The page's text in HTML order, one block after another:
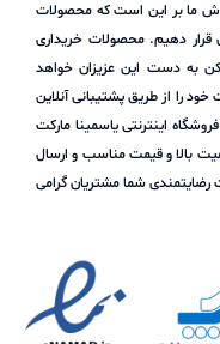
ما بر این است که محصولات
قرار دهیم. محصولات خریداری
به دست این عزیزان خواهد
را از طریق پشتیبانی آنلاین
بگذارید. فروشگاه اینترنتی یاسمینا مارکت
بالا و قیمت مناسب و ارسال
رضایتمندی شما مشتریان گرامی